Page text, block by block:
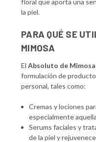
la piel.
PARA QUÉ SE
MIMOSA
El Absoluto de Mimosa
formulación de
personal, tales como:
Cremas y lociones
especialmente
Serums faciales y
de la piel y